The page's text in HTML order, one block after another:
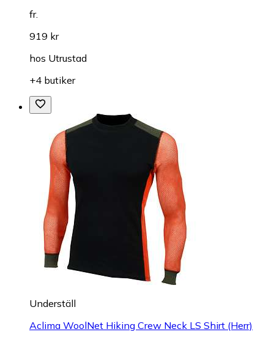
fr.
919 kr
hos Utrustad
+4 butiker
Underställ
Aclima WoolNet Hiking Crew Neck LS Shirt (Herr)